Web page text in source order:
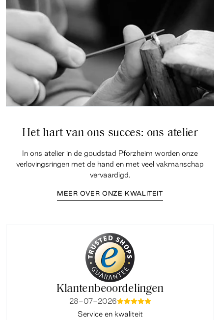
Het hart van ons succes: ons atelier
In ons atelier in de goudstad Pforzheim worden onze
verlovingsringen met de hand en met veel vakmanschap
vervaardigd.
MEER OVER ONZE KWALITEIT
Klantenbeoordelingen
28-07-2026mmmmm
Service en kwaliteit